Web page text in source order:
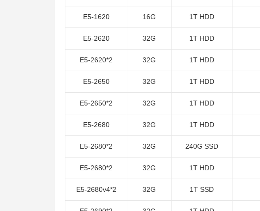
E5-1620 16G 1T HDD
E5-2620 32G 1T HDD
E5-2620*2 32G 1T HDD
E5-2650 32G 1T HDD
E5-2650*2 32G 1T HDD
E5-2680 32G 1T HDD
E5-2680*2 32G 240G SSD
E5-2680*2 32G 1T HDD
E5-2680v4*2 32G 1T SSD